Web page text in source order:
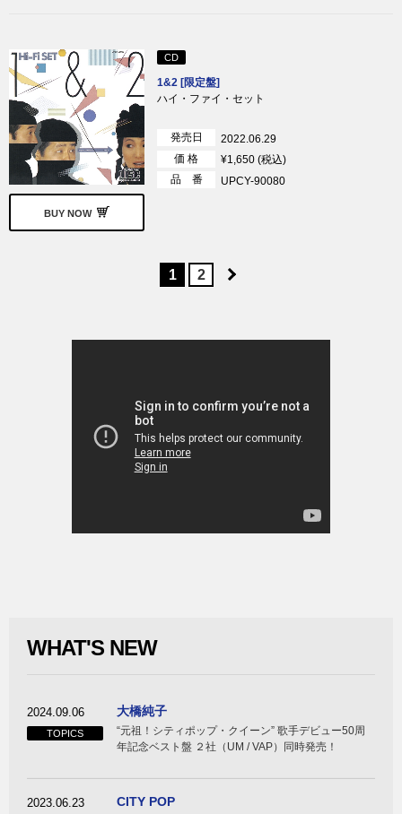
BUY NOW
CD
1&2 [限定盤]
ハイ・ファイ・セット
発売日
2022.06.29
価 格
¥1,650 (税込)
品 番
UPCY-90080
1 2
WHAT'S NEW
2024.09.06
TOPICS
大橋純子
“元祖！シティポップ・クイーン” 歌手デビュー50周
年記念ベスト盤 ２社（UM / VAP）同時発売！
2023.06.23 CITY POP